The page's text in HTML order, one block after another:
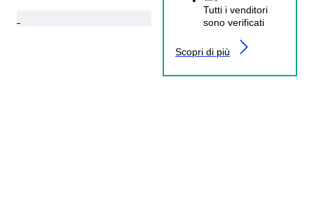
Tutti i venditori
sono verificati
Scopri di più